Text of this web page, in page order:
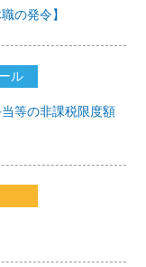
の発令】
ル
等の非課税限度額